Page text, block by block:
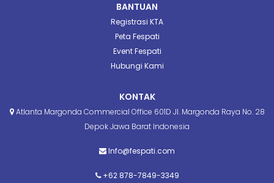
BANTUAN
Registrasi KTA
Peta Fespati
Event Fespati
Hubungi Kami
KONTAK
Atlanta Margonda Commercial Office 601D Jl. Margonda Raya No. 28
Depok Jawa Barat Indonesia
Info@fespati.com
+62 878-7849-3349